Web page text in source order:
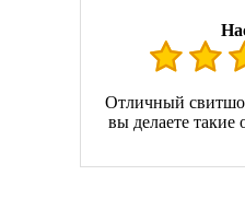
Отличный
вы делаете